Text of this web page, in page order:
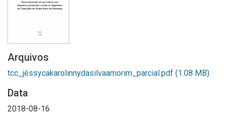
Arquivos
tcc_jéssycakarolinnydasilvaamorim_parcial.pdf (1.08 MB)
Data
2018-08-16